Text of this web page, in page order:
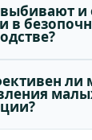
выбивают
в
ли